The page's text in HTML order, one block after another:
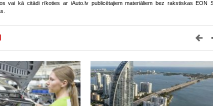
vai kā citādi rīkoties ar iAuto.lv publicētajiem materiāliem bez rakstiskas EON